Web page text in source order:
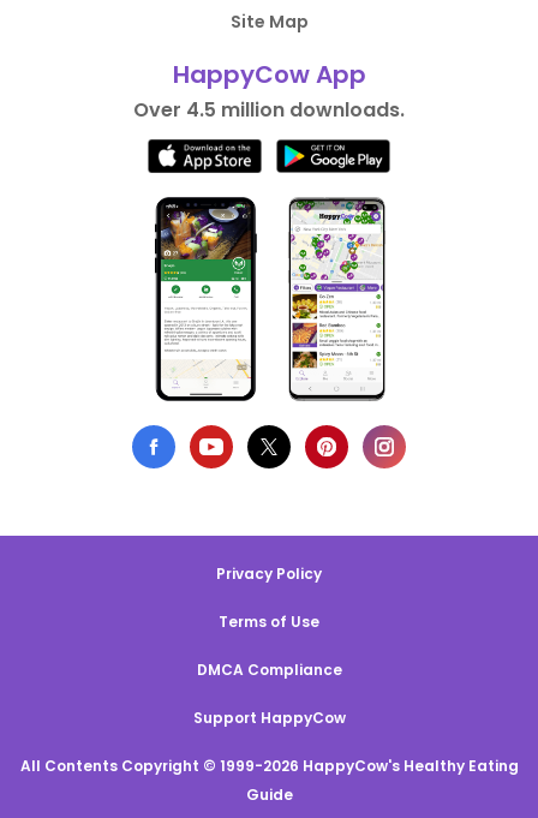
Local Guide·335 Rezensionen·1355 Fotos
Tolles neues veganes Lokal in Frankfurt, mit
wahnsinnig sympathischen Inhabern. Zoe und
Bruno sind super freundlich und man fühlt sich
direkt wie bei Freunden. Das Lokal sieht von außen
recht klein aus, aber es hat einen schönen großen
Site Map
HappyCow App
Over 4.5 million downloads.
Privacy Policy
Terms of Use
DMCA Compliance
Support HappyCow
All Contents Copyright © 1999-2026 HappyCow's Healthy Eating
Guide